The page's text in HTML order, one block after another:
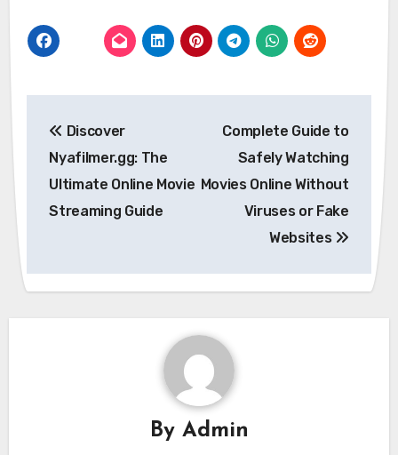
navigation
Discover
Nyafilmer.gg: The
Ultimate Online Movie
Streaming Guide
Complete Guide to
Safely Watching
Movies Online Without
Viruses or Fake
Websites
By Admin